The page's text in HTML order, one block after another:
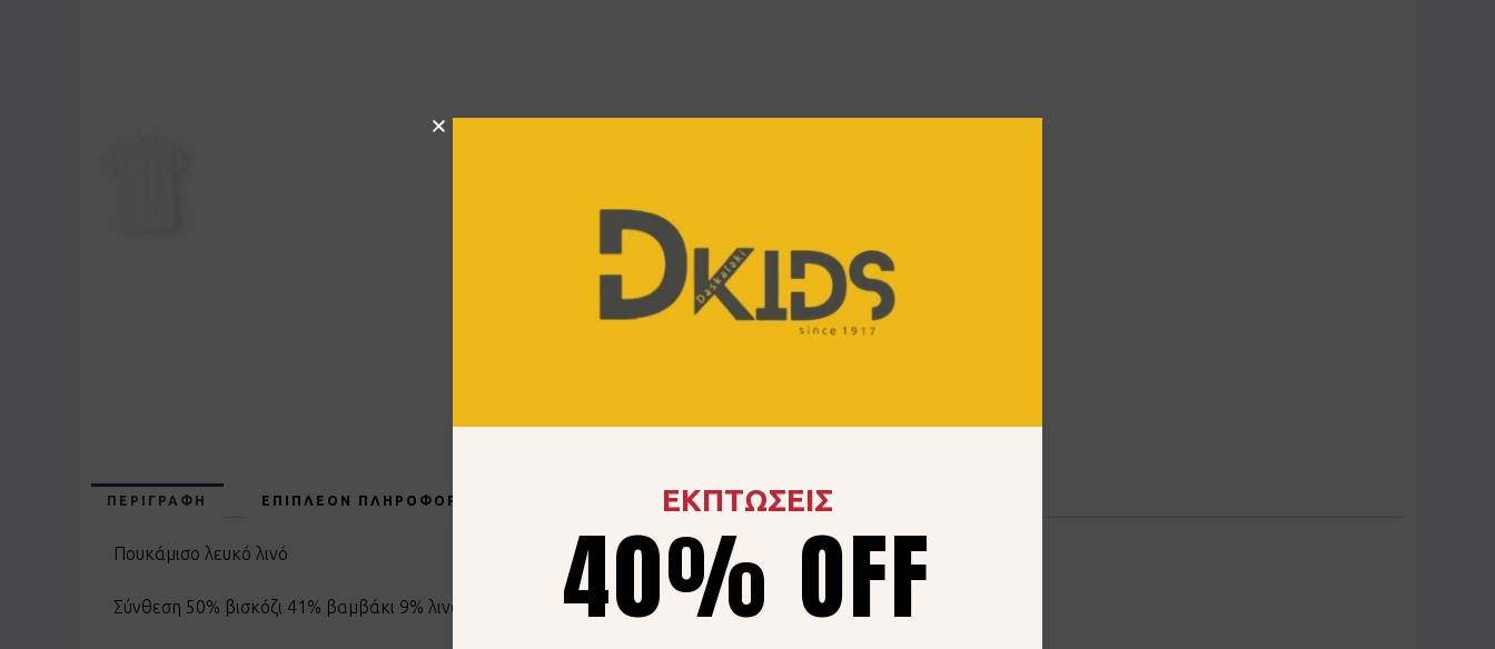
ΠΕΡΙΓΡΑΦΉ ΕΠΙΠΛΈΟΝ ΠΛΗΡΟΦΟΡΊΕΣ
Πουκάμισο λευκό λινό
Σύνθεση 50% βισκόζι 41% βαμβάκι 9% λινό
ΕΚΠΤΩΣΕΙΣ
40% OFF